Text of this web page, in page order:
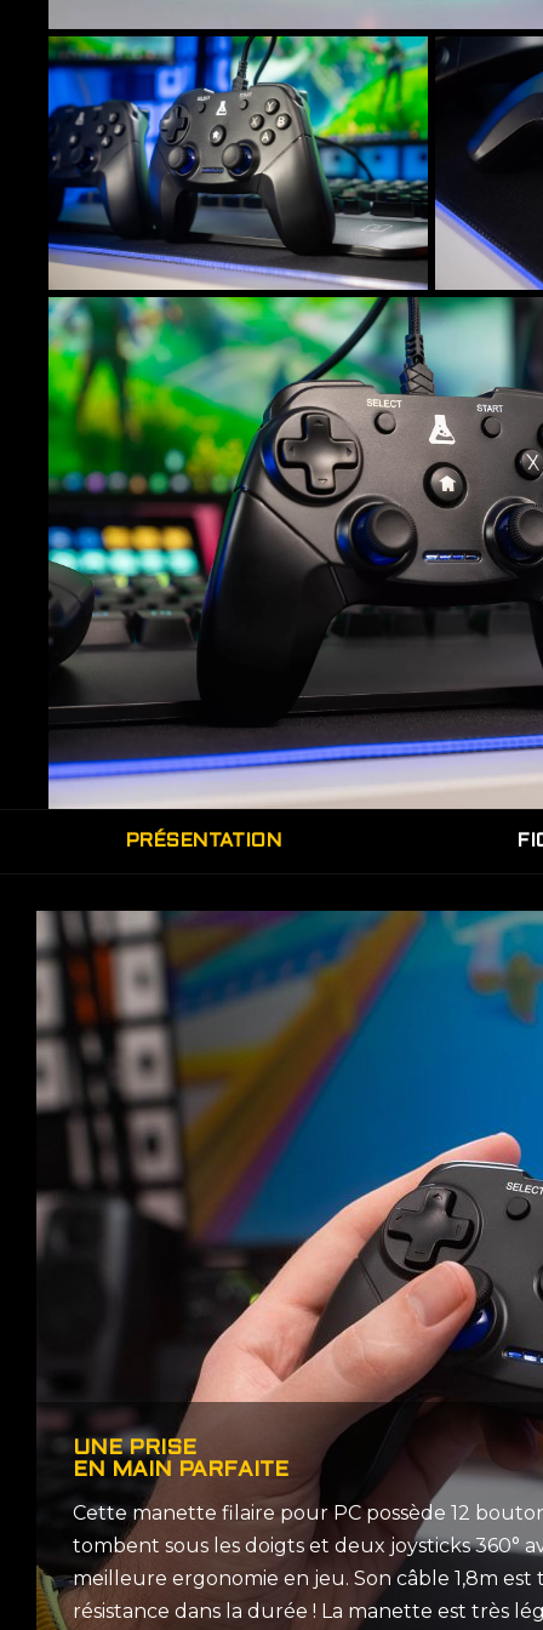
PRÉSENTATION
UNE PRISE
EN MAIN PARFAITE
Cette manette filaire pour PC possède 12
tombent sous les doigts et deux joysticks 360°
meilleure ergonomie en jeu. Son câble 1,8m est
résistance dans la durée ! La manette est très